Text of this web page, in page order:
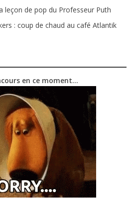
leçon de pop du Professeur Puth
: coup de chaud au café Atlantik
en ce moment…